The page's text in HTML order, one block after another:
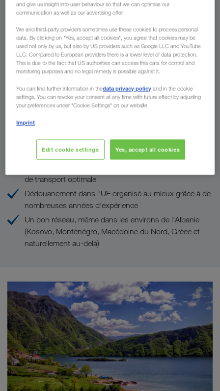
Vers
Pays
Demander un devis
Vos avantages chez LKW WALTER
de transport optimale
Dédouanement dans l'UE organisé au mieux grâce à de
nombreuses années d'expérience
Un bon réseau, même dans les environs de l'Albanie
(Kosovo, Monténégro, Macédoine du Nord, Grèce et
naturellement au-delà)
and give us insight into user behaviour so that we can optimise our
communication as well as our advertising offer.
We and third-party providers sometimes use these cookies to process personal
data. By clicking on "Yes, accept all cookies", you agree that cookies may be
used not only by us, but also by US providers such as Google LLC and YouTube
LLC. Compared to European providers there is a lower level of data protection.
This is due to the fact that US authorities can access this data for control and
monitoring purposes and no legal remedy is possible against it.
You can find further information in thedata privacy policy and in the cookie
settings. You can revoke your consent at any time with future effect by adjusting
your preferences under "Cookie Settings" on our website.
Imprint
Edit cookie settings Yes, accept all cookies